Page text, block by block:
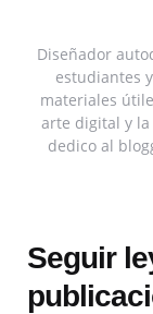
Diseñador
estudiantes
materiales
arte digital y la
dedico al
Seguir